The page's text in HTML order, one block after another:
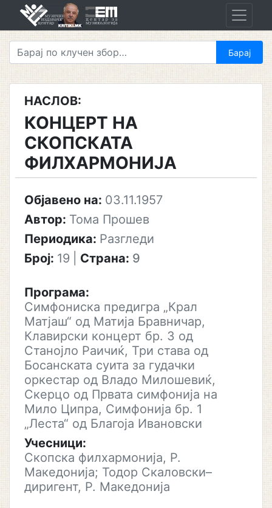
НАСЛОВ:
КОНЦЕРТ НА
СКОПСКАТА
ФИЛХАРМОНИЈА
Објавено на: 03.11.1957
Автор: Тома Прошев
Периодика: Разгледи
Број: 19 Страна: 9
Програма:
Симфониска предигра „Крал
Матјаш“ од Матија Бравничар,
Клавирски концерт бр. 3 од
Станојло Раичиќ, Три става од
Босанската суита за гудачки
оркестар од Владо Милошевиќ,
Скерцо од Првата симфонија на
Мило Ципра, Симфонија бр. 1
„Леста“ од Благоја Ивановски
Учесници:
Скопска филхармонија, Р.
Македонија; Тодор Скаловски–
диригент, Р. Македонија